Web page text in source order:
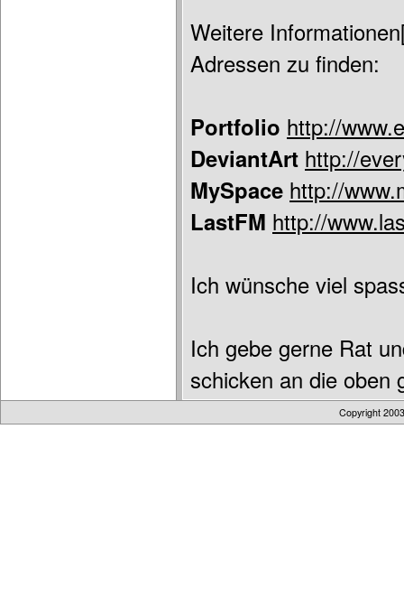
Weitere
Adressen zu finden:
Portfolio http://
DeviantArt http://
MySpace http://
LastFM http://
Ich wünsche viel
Ich gebe gerne Rat
schicken an die oben
Copyright